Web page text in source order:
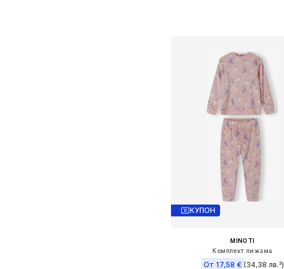
КУПОН
MINOTI
Комплект пижама
От 17,58 € (34,38 лв.³)